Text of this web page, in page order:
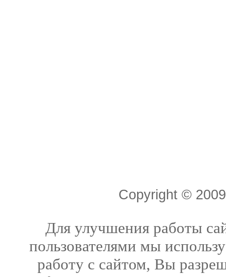
Copyright ©
Для улучшения работы
пользователями мы
работу с сайтом, Вы